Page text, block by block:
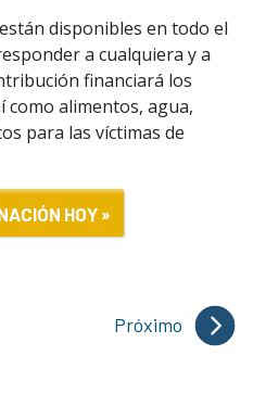
disponibles en todo el
a cualquiera y a
financiará los
como alimentos, agua,
para las víctimas de
HOY »
Próximo